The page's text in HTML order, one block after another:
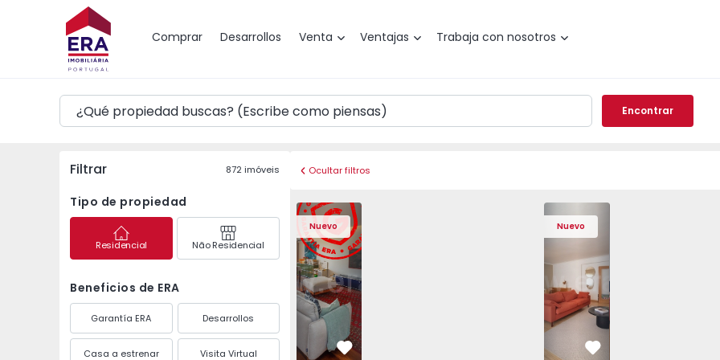
Comprar Desarrollos Venta Ventajas Trabaja con nosotros
Mapa
Encontrar
Filtrar 872imóveis
Tipo de propiedad
Residencial Não Residencial
Beneficios de ERA
Garantía ERA Desarrollos
Casa a estrenar Visita Virtual
Ocultar filtros
Nuevo
Apartamento T3 Póvoa de Varzim, Póvoa de Varzim, Beiriz e Argivai - 1574602 - 20
Apartamento T3 Póvoa de Varzim, Póvoa de Varzim, Beiriz e Argivai -
Apartamento T3 Póvoa de Varzim, Póvoa de Varzim, Beiriz
Apartamento T3 Póvoa de Varzim, Póvoa de
Apartamento T3 Póvoa de Varzim,
Apartamento T3 Póvoa de
Apartamento
Favorito
Nuevo
Apartamento T4 Cascais, São Domingos
Apartamento T4 Cascais,
Apartamento T4
Favorito